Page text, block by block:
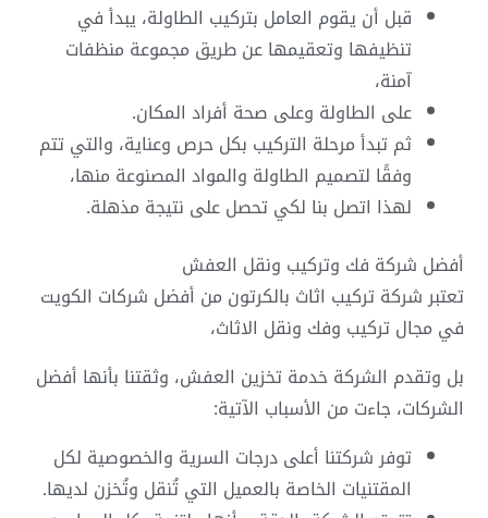
قبل أن يقوم العامل بتركيب الطاولة، يبدأ في
تنظيفها وتعقيمها عن طريق مجموعة منظفات
آمنة،
على الطاولة وعلى صحة أفراد المكان.
ثم تبدأ مرحلة التركيب بكل حرص وعناية، والتي تتم
وفقًا لتصميم الطاولة والمواد المصنوعة منها،
لهذا اتصل بنا لكي تحصل على نتيجة مذهلة.
أفضل شركة فك وتركيب ونقل العفش
تعتبر شركة تركيب اثاث بالكرتون من أفضل شركات الكويت
في مجال تركيب وفك ونقل الاثاث،
بل وتقدم الشركة خدمة تخزين العفش، وثقتنا بأنها أفضل
الشركات، جاءت من الأسباب الآتية:
توفر شركتنا أعلى درجات السرية والخصوصية لكل
المقتنيات الخاصة بالعميل التي تُنقل وتُخزن لديها.